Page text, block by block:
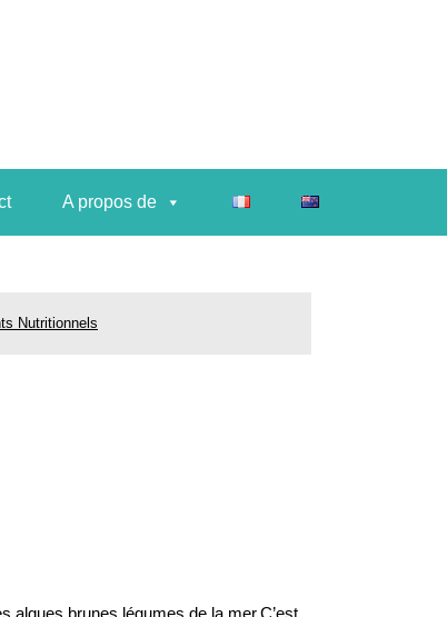
A propos de
Nutritionnels
algues brunes légumes de la mer.C’est